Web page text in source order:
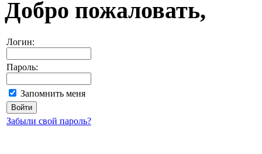
Добро пожаловать,
Логин:
Пароль:
Запомнить меня
Забыли свой пароль?